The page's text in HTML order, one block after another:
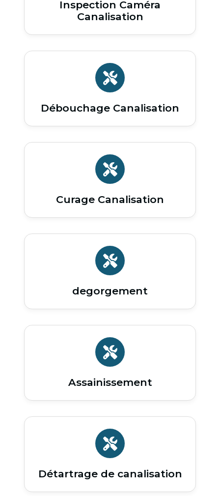
Inspection Caméra
Canalisation
Débouchage Canalisation
Curage Canalisation
degorgement
Assainissement
Détartrage de canalisation